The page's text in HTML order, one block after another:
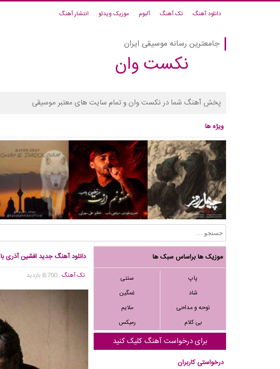
دانلود آهنگ تک آهنگ آلبوم موزیک ویدئو انتشار آهنگ
جامعترین رسانه موسیقی ایران
نکست وان
پخش آهنگ شما در نکست وان و تمام سایت های معتبر موسیقی
ویژه ها
موزیک ها براساس سبک ها
پاپ
سنتی
شاد
غمگین
نوحه و مداحی
ملایم
بی کلام
رمیکس
برای درخواست آهنگ کلیک کنید
درخواستی کاربران
دانلود آهنگ جدید افشین آذری با
تک آهنگ, 8,700 بازدید